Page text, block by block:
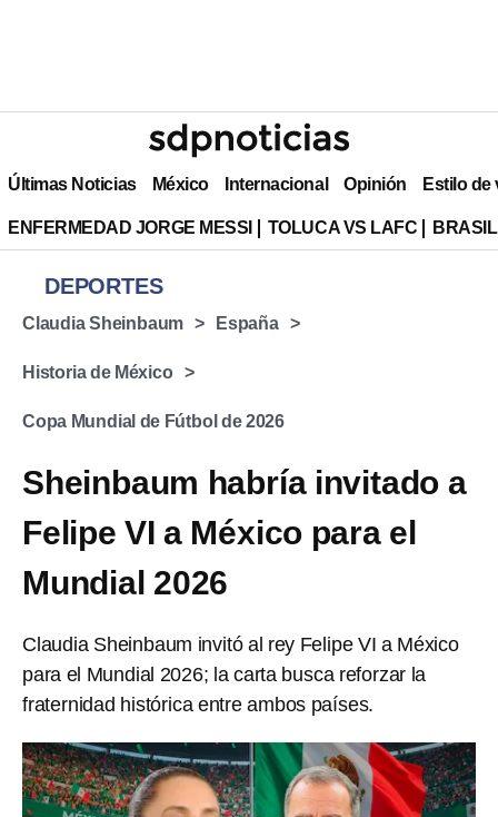
Últimas Noticias México Internacional Opinión Estilo de
ENFERMEDAD JORGE MESSI TOLUCA VS LAFC
DEPORTES
Claudia Sheinbaum España
Historia de México
Copa Mundial de Fútbol de 2026
Sheinbaum habría invitado a
Felipe VI a México para el
Mundial 2026
Claudia Sheinbaum invitó al rey Felipe VI a México
para el Mundial 2026; la carta busca reforzar la
fraternidad histórica entre ambos países.